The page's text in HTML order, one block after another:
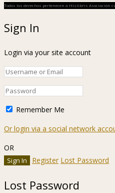
Todos los derechos pertenecen a Hislibris Asociación
Sign In
Login via your site account
Remember Me
Or login via a social network
OR
Register Lost Password
Lost Password